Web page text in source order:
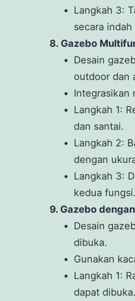
Langkah 3:
secara
8. Gazebo
Desain
outdoor dan
Integrasikan
Langkah 1:
dan santai.
Langkah 2:
dengan
Langkah 3:
kedua fungsi.
9. Gazebo
Desain
dibuka.
Gunakan
Langkah 1:
dapat dibuka.